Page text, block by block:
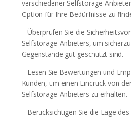
verschiedener Selfstorage-
Option für Ihre Bedürfnisse zu
– Überprüfen Sie die
Selfstorage-Anbieters, um
Gegenstände gut geschützt sind.
– Lesen Sie Bewertungen und
Kunden, um einen Eindruck von
Selfstorage-Anbieters zu erhalten.
– Berücksichtigen Sie die Lage